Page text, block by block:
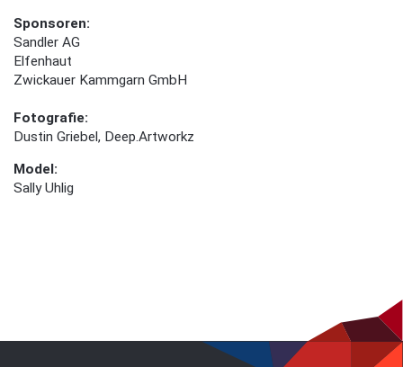
Sponsoren:
Sandler AG
Elfenhaut
Zwickauer Kammgarn GmbH
Fotografie:
Dustin Griebel, Deep.Artworkz
Model:
Sally Uhlig